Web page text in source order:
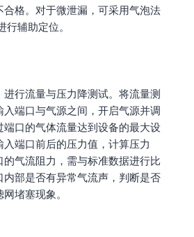
格。对于微泄漏，可采用气泡法
行辅助定位。
行流量与压力降测试。将流量测
端口与气源之间，开启气源并调
口的气体流量达到设备的最大设
端口前后的压力值，计算压力
的气流阻力，需与标准数据进行比
内部是否有异常气流声，判断是否
堵塞现象。